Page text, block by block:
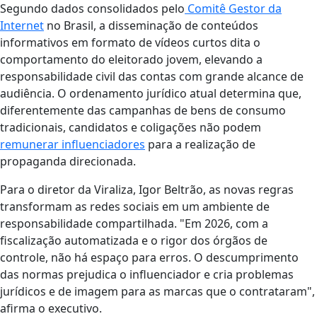
Segundo dados consolidados pelo Comitê Gestor da
Internet no Brasil, a disseminação de conteúdos
informativos em formato de vídeos curtos dita o
comportamento do eleitorado jovem, elevando a
responsabilidade civil das contas com grande alcance de
audiência. O ordenamento jurídico atual determina que,
diferentemente das campanhas de bens de consumo
tradicionais, candidatos e coligações não podem
remunerar influenciadores para a realização de
propaganda direcionada.
Para o diretor da Viraliza, Igor Beltrão, as novas regras
transformam as redes sociais em um ambiente de
responsabilidade compartilhada. "Em 2026, com a
fiscalização automatizada e o rigor dos órgãos de
controle, não há espaço para erros. O descumprimento
das normas prejudica o influenciador e cria problemas
jurídicos e de imagem para as marcas que o contrataram",
afirma o executivo.